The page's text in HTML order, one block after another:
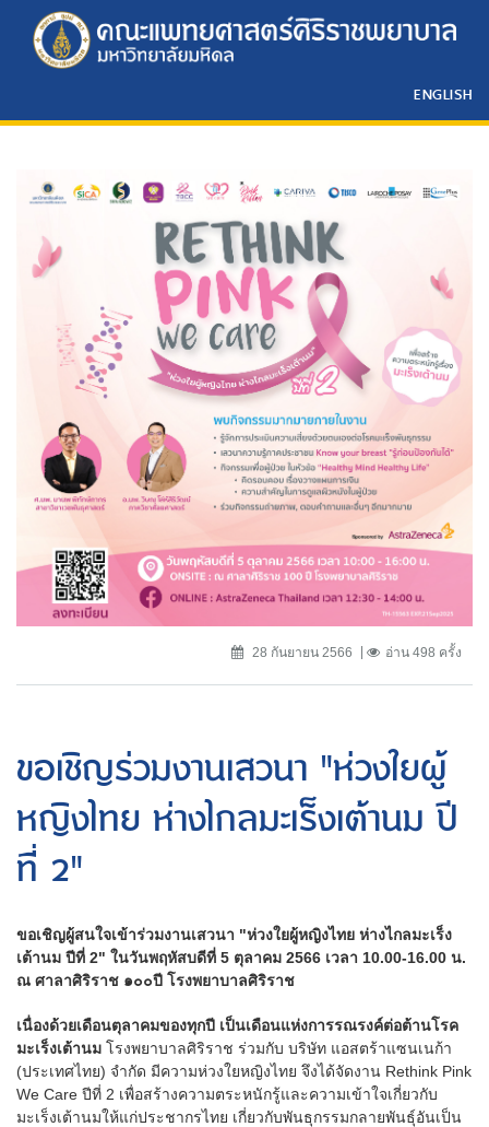
ENGLISH
28 กันยายน 2566 อ่าน 498 ครั้ง
ขอเชิญร่วมงานเสวนา "ห่วงใยผู้
หญิงไทย ห่างไกลมะเร็งเต้านม ปี
ที่ 2"
ขอเชิญผู้สนใจเข้าร่วมงานเสวนา "ห่วงใยผู้หญิงไทย ห่างไกลมะเร็ง
เต้านม ปีที่ 2" ในวันพฤหัสบดีที่ 5 ตุลาคม 2566 เวลา 10.00-16.00 น.
ณ ศาลาศิริราช ๑๐๐ปี โรงพยาบาลศิริราช
เนื่องด้วยเดือนตุลาคมของทุกปี เป็นเดือนแห่งการรณรงค์ต่อต้านโรค
มะเร็งเต้านม โรงพยาบาลศิริราช ร่วมกับ บริษัท แอสตร้าแซนเนก้า
(ประเทศไทย) จำกัด มีความห่วงใยหญิงไทย จึงได้จัดงาน Rethink Pink
We Care ปีที่ 2 เพื่อสร้างความตระหนักรู้และความเข้าใจเกี่ยวกับ
มะเร็งเต้านมให้แก่ประชากรไทย เกี่ยวกับพันธุกรรมกลายพันธุ์อันเป็น